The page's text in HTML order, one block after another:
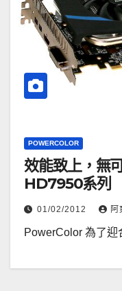
POWERCOLOR
效能致上，無
HD7950系列
01/02/2012 阿
PowerColor 為了